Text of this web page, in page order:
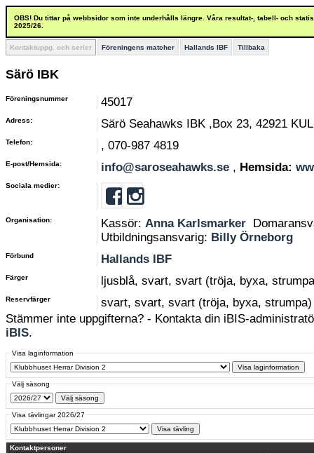
OBS! Du tittar på webbsidor som inte underhålls längre. Våra resultat-, tabell- och
2025/26.
Kontaktuppg. och serier Föreningens matcher Hallands IBF Tillbaka
Särö IBK
Föreningsnummer 45017
Adress: Särö Seahawks IBK ,Box 23, 42921
Telefon: , 070-987 4819
E-post/Hemsida: info@saroseahawks.se , Hemsida:
Sociala medier:
Organisation: Kassör: Anna Karlsmarker
Utbildningsansvarig: Billy Örneborg
Förbund Hallands IBF
Färger ljusblå, svart, svart (tröja, byxa,
Reservfärger
svart, svart, svart (tröja, byxa, strumpa)
Stämmer inte uppgifterna? - Kontakta din iBIS-
iBIS.
Visa laginformation
Välj säsong
Visa tävlingar 2026/27
Kontaktpersoner